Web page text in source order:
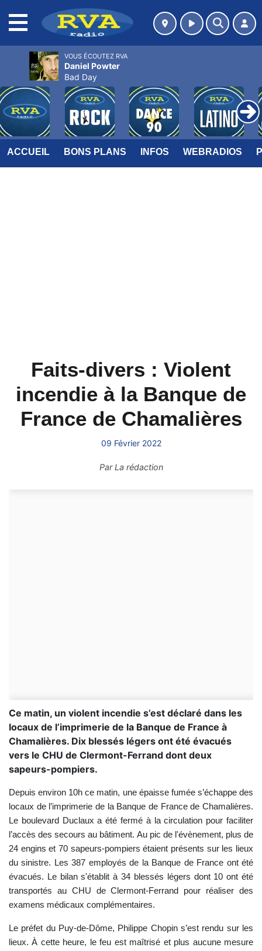
ACCUEIL BONS PLANS INFOS WEBRADIOS
Faits-divers : Violent
incendie à la Banque de
France de Chamalières
09 Février 2022
ParLa rédaction
Ce matin, un violent incendie s’est déclaré dans les
locaux de l’imprimerie de la Banque de France à
Chamalières. Dix blessés légers ont été évacués
vers le CHU de Clermont-Ferrand dont deux
sapeurs-pompiers.
Depuis environ 10h ce matin, une épaisse fumée s’échappe des
locaux de l’imprimerie de la Banque de France de Chamalières.
Le boulevard Duclaux a été fermé à la circulation pour faciliter
l’accès des secours au bâtiment. Au pic de l'évènement, plus de
24 engins et 70 sapeurs-pompiers étaient présents sur les lieux
du sinistre. Les 387 employés de la Banque de France ont été
évacués. Le bilan s'établit à 34 blessés légers dont 10 ont été
transportés au CHU de Clermont-Ferrand pour réaliser des
examens médicaux complémentaires.
Le préfet du Puy-de-Dôme, Philippe Chopin s’est rendu sur les
lieux. À cette heure, le feu est maîtrisé et plus aucune mesure
VOUS ÉCOUTEZ RVA
Daniel Powter
Bad Day